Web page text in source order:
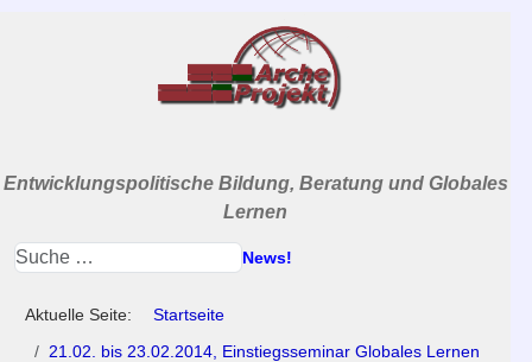
Entwicklungspolitische Bildung, Beratung und Globales
Lernen
News!
Aktuelle Seite:
Startseite
21.02. bis 23.02.2014, Einstiegsseminar Globales Lernen